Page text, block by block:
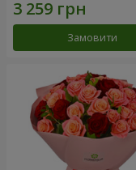
Замовити